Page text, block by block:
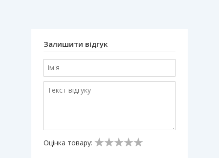
Залишити відгук
Оцінка товару: